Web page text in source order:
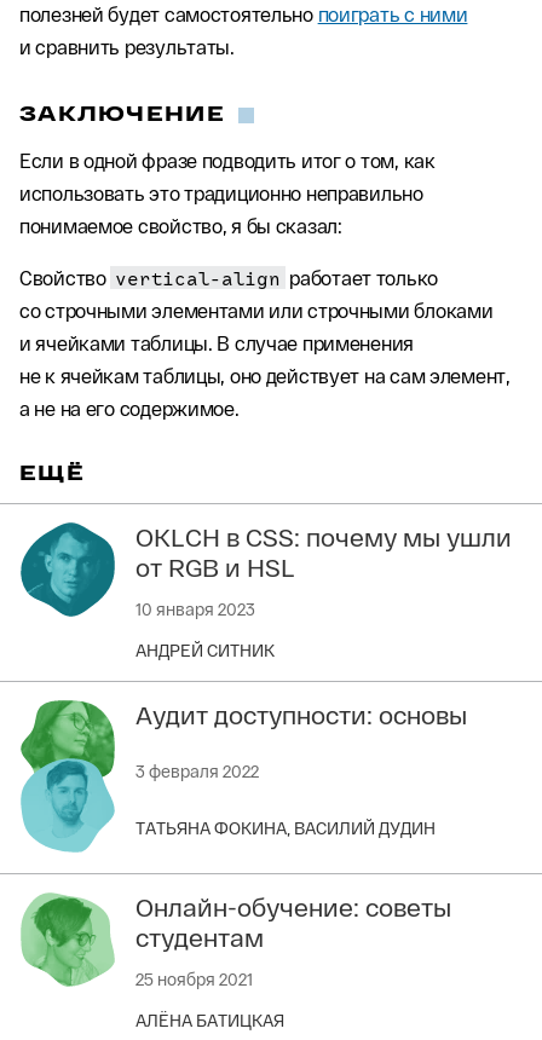
полезней будет самостоятельно поиграть с ними
и сравнить результаты.
ЗАКЛЮЧЕНИЕ
Если в одной фразе подводить итог о том, как
использовать это традиционно неправильно
понимаемое свойство, я бы сказал:
Свойство vertical-align работает только
со строчными элементами или строчными блоками
и ячейками таблицы. В случае применения
не к ячейкам таблицы, оно действует на сам элемент,
а не на его содержимое.
ЕЩЁ
OKLCH в CSS: почему мы ушли
от RGB и HSL
10 января 2023
АНДРЕЙ СИТНИК
Аудит доступности: основы
3 февраля 2022
ТАТЬЯНА ФОКИНА, ВАСИЛИЙ ДУДИН
Онлайн-обучение: советы
студентам
25 ноября 2021
АЛЁНА БАТИЦКАЯ